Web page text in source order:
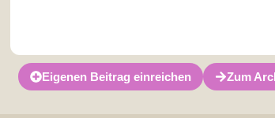
Eigenen Beitrag einreichen Zum